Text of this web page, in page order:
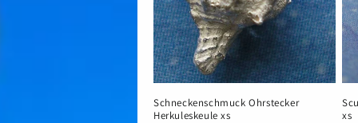
Schneckenschmuck Ohrstecker
Herkuleskeule xs
xs